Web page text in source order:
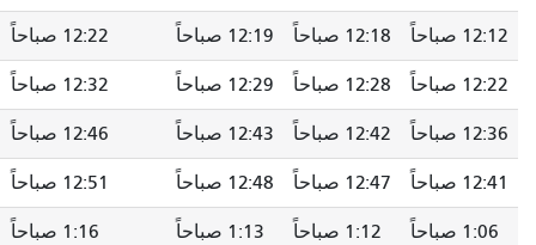
12:18 صباحاً 12:19 صباحاً 12:22 صباحاً 12:26 صباحاً
12:28 صباحاً 12:29 صباحاً 12:32 صباحاً 12:36 صباحاً
12:42 صباحاً 12:43 صباحاً 12:46 صباحاً 12:50 صباحاً
12:47 صباحاً 12:48 صباحاً 12:51 صباحاً 12:55 صباحاً
1:12 صباحاً 1:13 صباحاً 1:16 صباحاً 1:20 صباحاً